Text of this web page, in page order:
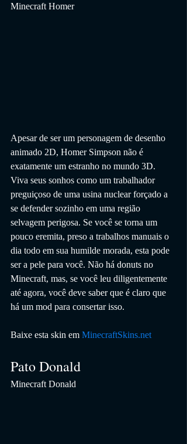
Minecraft Homer
Apesar de ser um personagem de desenho
animado 2D, Homer Simpson não é
exatamente um estranho no mundo 3D.
Viva seus sonhos como um trabalhador
preguiçoso de uma usina nuclear forçado a
se defender sozinho em uma região
selvagem perigosa. Se você se torna um
pouco eremita, preso a trabalhos manuais o
dia todo em sua humilde morada, esta pode
ser a pele para você. Não há donuts no
Minecraft, mas, se você leu diligentemente
até agora, você deve saber que é claro que
há um mod para consertar isso.
Baixe esta skin em MinecraftSkins.net
Pato Donald
Minecraft Donald